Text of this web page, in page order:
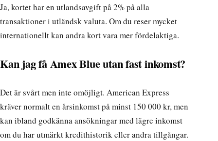
Ja, kortet har en utlandsavgift på 2% på alla
transaktioner i utländsk valuta. Om du reser mycket
internationellt kan andra kort vara mer fördelaktiga.
Kan jag få Amex Blue utan fast inkomst?
Det är svårt men inte omöjligt. American Express
kräver normalt en årsinkomst på minst 150 000 kr, men
kan ibland godkänna ansökningar med lägre inkomst
om du har utmärkt kredithistorik eller andra tillgångar.